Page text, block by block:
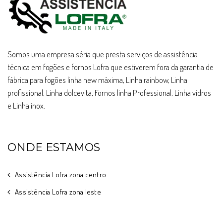
Somos uma empresa séria que presta serviços de assistência
técnica em fogões e fornos Lofra que estiverem fora da garantia de
fábrica para fogões linha new máxima, Linha rainbow, Linha
profissional, Linha dolcevita, Fornos linha Professional, Linha vidros
e Linha inox.
ONDE ESTAMOS
Assistência Lofra zona centro
Assistência Lofra zona leste